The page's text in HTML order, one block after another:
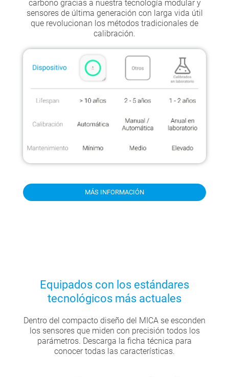
carbono gracias a nuestra tecnología modular y
sensores de última generación con larga vida útil
que revolucionan los métodos tradicionales de
calibración.
MÁS INFORMACIÓN
Equipados con los estándares
tecnológicos más actuales
Dentro del compacto diseño del MICA se esconden
los sensores que miden con precisión todos los
parámetros. Descarga la ficha técnica para
conocer todas las características.